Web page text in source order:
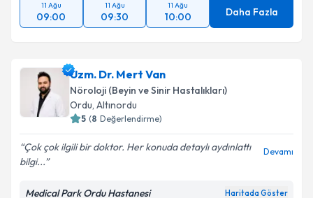
11 Ağu
09:00
11 Ağu
09:30
11 Ağu
10:00 Daha Fazla
Uzm. Dr. Mert Van
Nöroloji (Beyin ve Sinir Hastalıkları)
Ordu, Altınordu
5 (8 Değerlendirme)
Çok çok ilgili bir doktor. Her konuda detaylı aydınlattı
bilgi...
Devamı
Medical Park Ordu Hastanesi Haritada Göster